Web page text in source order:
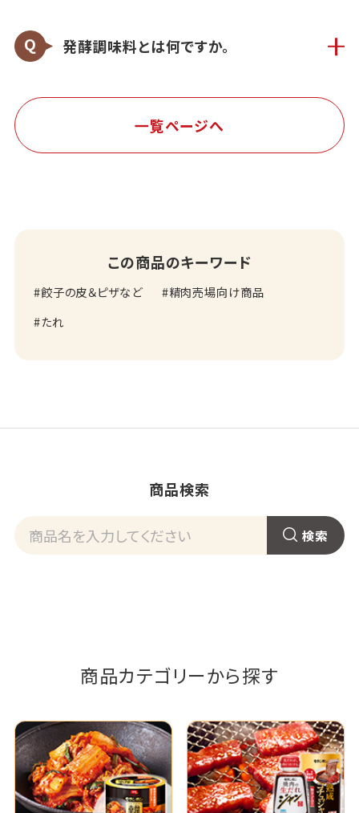
発酵調味料とは何ですか。
一覧ページへ
この商品のキーワード
餃子の皮＆ピザなど
精肉売場向け商品
たれ
商品検索
商品カテゴリーから探す